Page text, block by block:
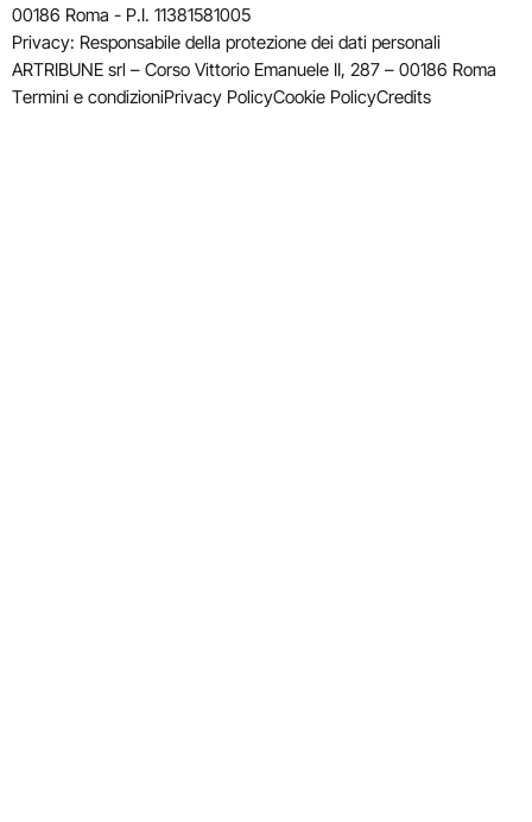
00186 Roma - P.I. 11381581005
Privacy: Responsabile della protezione dei dati personali
ARTRIBUNE srl – Corso Vittorio Emanuele II, 287 – 00186 Roma
Termini e condizioniPrivacy PolicyCookie PolicyCredits